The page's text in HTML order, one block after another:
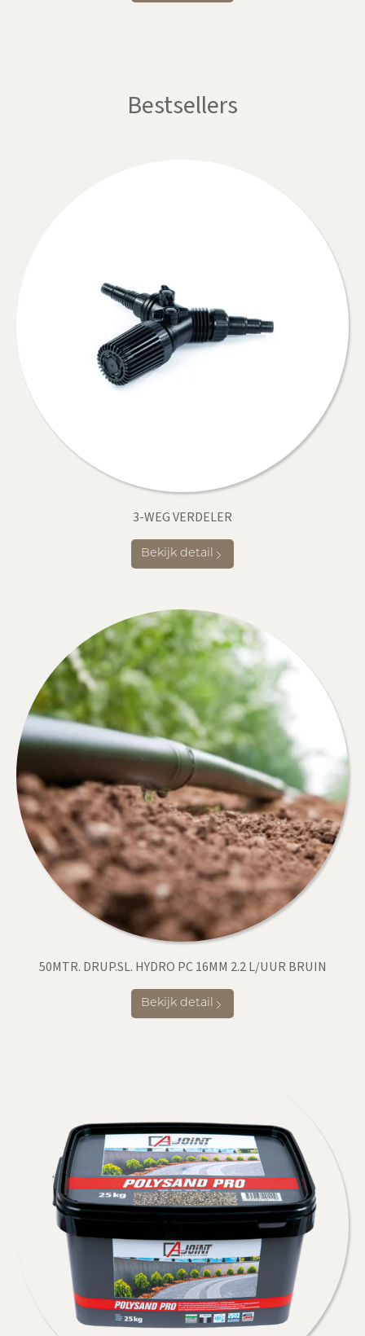
Bestsellers
3-WEG VERDELER
Bekijk detail
50MTR. DRUP.SL. HYDRO PC 16MM 2.2 L/UUR BRUIN
Bekijk detail